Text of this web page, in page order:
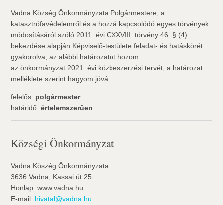
Vadna Község Önkormányzata Polgármestere, a
katasztrófavédelemről és a hozzá kapcsolódó egyes törvények
módosításáról szóló 2011. évi CXXVIII. törvény 46. § (4)
bekezdése alapján Képviselő-testülete feladat- és hatáskörét
gyakorolva, az alábbi határozatot hozom:
az önkormányzat 2021. évi közbeszerzési tervét, a határozat
melléklete szerint hagyom jóvá.
felelős: polgármester
határidő:értelemszerűen
Községi Önkormányzat
Vadna Köszég Önkormányzata
3636 Vadna, Kassai út 25.
Honlap: www.vadna.hu
E-mail: hivatal@vadna.hu